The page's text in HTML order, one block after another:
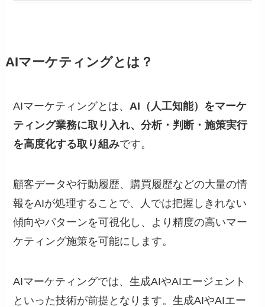
AIマーケティングとは？
AIマーケティングとは、AI（人工知能）をマーケ
ティング業務に取り入れ、分析・判断・施策実行
を高度化する取り組みです。
顧客データや行動履歴、購買履歴などの大量の情
報をAIが処理することで、人では把握しきれない
傾向やパターンを可視化し、より精度の高いマー
ケティング施策を可能にします。
AIマーケティングでは、生成AIやAIエージェント
といった技術が前提となります。生成AIやAIエー